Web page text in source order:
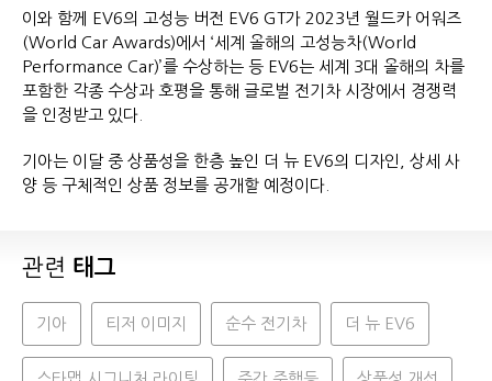
이와 함께 EV6의 고성능 버전 EV6 GT가 2023년 월드카 어워즈
(World Car Awards)에서 ‘세계 올해의 고성능차(World
Performance Car)’를 수상하는 등 EV6는 세계 3대 올해의 차를
포함한 각종 수상과 호평을 통해 글로벌 전기차 시장에서 경쟁력
을 인정받고 있다.
기아는 이달 중 상품성을 한층 높인 더 뉴 EV6의 디자인, 상세 사
양 등 구체적인 상품 정보를 공개할 예정이다.
관련 태그
기아 티저 이미지 순수 전기차 더 뉴 EV6